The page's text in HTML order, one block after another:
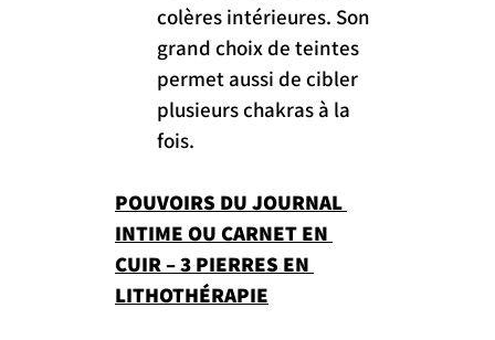
colères intérieures. Son
grand choix de teintes
permet aussi de cibler
plusieurs chakras à la
fois.
POUVOIRS DU JOURNAL
INTIME OU CARNET EN
CUIR – 3 PIERRES EN
LITHOTHÉRAPIE